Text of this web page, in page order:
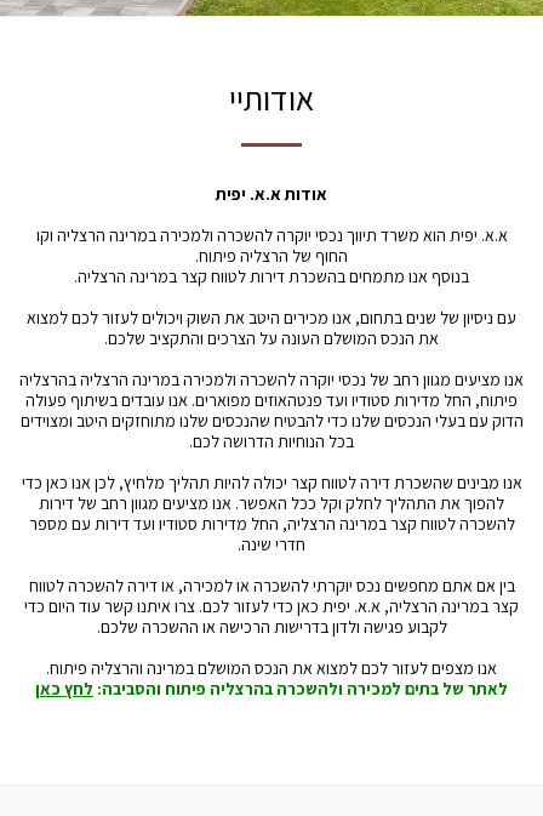
אודותיי
אודות א.א. יפית
א.א. יפית הוא משרד תיווך נכסי יוקרה להשכרה ולמכירה במרינה הרצליה וקו
החוף של הרצליה פיתוח.
בנוסף אנו מתמחים בהשכרת דירות לטווח קצר במרינה הרצליה.
עם ניסיון של שנים בתחום, אנו מכירים היטב את השוק ויכולים לעזור לכם למצוא
את הנכס המושלם העונה על הצרכים והתקציב שלכם.
אנו מציעים מגוון רחב של נכסי יוקרה להשכרה ולמכירה במרינה הרצליה בהרצליה
פיתוח, החל מדירות סטודיו ועד פנטהאוזים מפוארים. אנו עובדים בשיתוף פעולה
הדוק עם בעלי הנכסים שלנו כדי להבטיח שהנכסים שלנו מתוחזקים היטב ומצוידים
בכל הנוחיות הדרושה לכם.
אנו מבינים שהשכרת דירה לטווח קצר יכולה להיות תהליך מלחיץ, לכן אנו כאן כדי
להפוך את התהליך לחלק וקל ככל האפשר. אנו מציעים מגוון רחב של דירות
להשכרה לטווח קצר במרינה הרצליה, החל מדירות סטודיו ועד דירות עם מספר
חדרי שינה.
בין אם אתם מחפשים נכס יוקרתי להשכרה או למכירה, או דירה להשכרה לטווח
קצר במרינה הרצליה, א.א. יפית כאן כדי לעזור לכם. צרו איתנו קשר עוד היום כדי
לקבוע פגישה ולדון בדרישות הרכישה או ההשכרה שלכם.
אנו מצפים לעזור לכם למצוא את הנכס המושלם במרינה והרצליה פיתוח.
לאתר של בתים למכירה ולהשכרה בהרצליה פיתוח והסביבה:לחץ כאן